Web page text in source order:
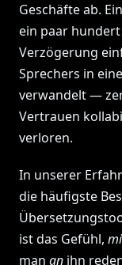
Geschäfte ab.
ein paar
Verzögerung
Sprechers in
verwandelt —
Vertrauen
verloren.
In unserer
die häufigste
ist das Gefühl,
man an ihn